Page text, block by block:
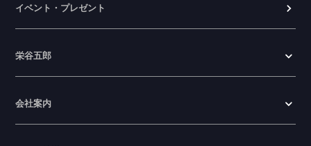
イベント・プレゼント
栄谷五郎
会社案内